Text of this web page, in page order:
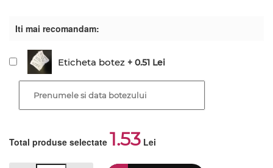
Iti mai recomandam:
Eticheta botez + 0.51 Lei
Total produse selectate 1.53 Lei